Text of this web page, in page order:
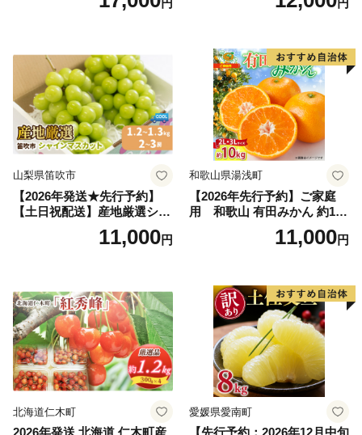
富良野 メロン めろん 果物 く
円
アム」 もも あかつき 秀品 約
果肉 長野県産 小諸市
円
山梨県笛吹市
【2026年発送★先行予約】
【土日祝配送】産地厳選シャ
インマスカット1.2kg～1.3kg
（2房～3房）※沖縄・離島配
笛吹市 山梨県 フルーツ 果物
ぶどう 葡萄 大粒 シャインマ
スカット おすすめ シャイン
マスカット 贈答 ギフト 産地
笛吹市 シャインマスカット
笛吹 葡萄 国産 ぶどう 人気
国産 1.2kg 先行｜
11,000円
和歌山県湯浅町
【2026年先行予約】ご家庭
用 和歌山 有田みかん 約10k
g (2L、3Lサイズ)【湯浅町】
11,000円
北海道仁木町 愛媛県愛南町